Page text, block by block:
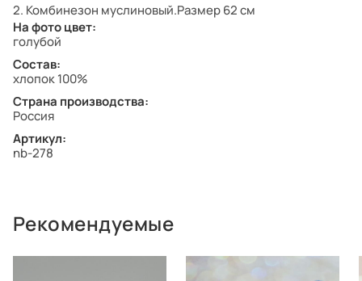
2. Комбинезон муслиновый.Размер 62 см
На фото цвет:
голубой
Состав:
хлопок 100%
Страна производства:
Россия
Артикул:
nb-278
Рекомендуемые